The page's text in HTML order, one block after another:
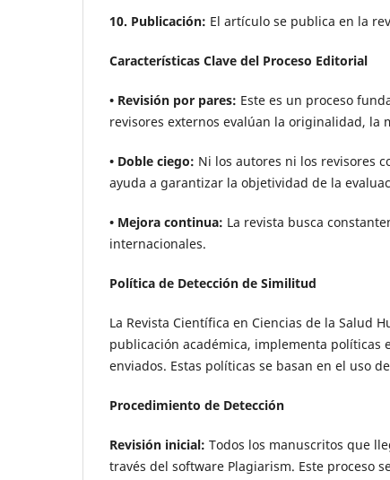
10. Publicación: El artículo se publica en la
Características Clave del Proceso Editorial
• Revisión por pares: Este es un proceso
revisores externos evalúan la originalidad, la
• Doble ciego: Ni los autores ni los revisores
ayuda a garantizar la objetividad de la
• Mejora continua: La revista busca
internacionales.
Política de Detección de Similitud
La Revista Científica en Ciencias de la Salud
publicación académica, implementa
enviados. Estas políticas se basan en el uso
Procedimiento de Detección
Revisión inicial: Todos los manuscritos que
través del software Plagiarism. Este proceso